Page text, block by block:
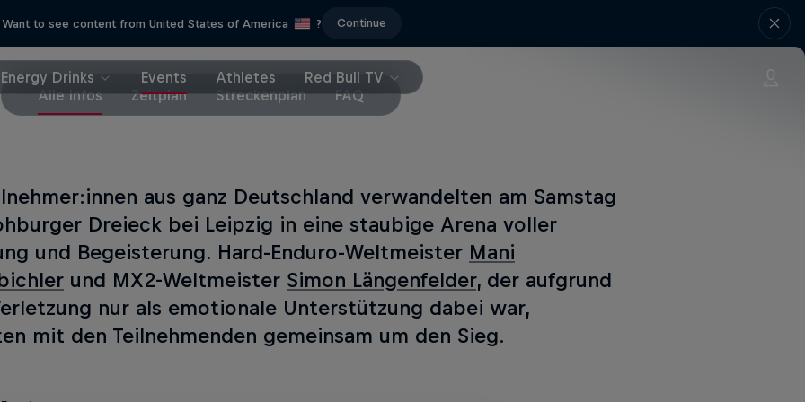
Want to see content from United States of America ? Continue
Energy Drinks Events Athletes
Red Bull TV
Alle Infos
Zeitplan Streckenplan FAQ
aus ganz Deutschland verwandelten am Samstag
Dreieck bei Leipzig in eine staubige Arena voller
und Begeisterung. Hard-Enduro-Weltmeister Mani
und MX2-Weltmeister Simon Längenfelder, der aufgrund
nur als emotionale Unterstützung dabei war,
mit den Teilnehmenden gemeinsam um den Sieg.